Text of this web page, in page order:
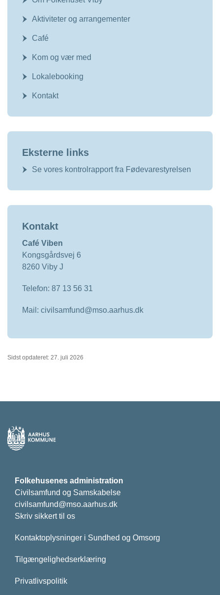
Aktiviteter og arrangementer
Café
Kom og vær med
Lokalebooking
Kontakt
Eksterne links
Se vores kontrolrapport fra Fødevarestyrelsen
Kontakt
Café Viben
Kongsgårdsvej 6
8260 Viby J
Telefon: 87 13 56 31
Mail: civilsamfund@mso.aarhus.dk
Sidst opdateret: 27. juli 2026
Folkehusenes administration
Civilsamfund og Samskabelse
civilsamfund@mso.aarhus.dk
Skriv sikkert til os
Kontaktoplysninger i Sundhed og Omsorg
Tilgængelighedserklæring
Privatlivspolitik